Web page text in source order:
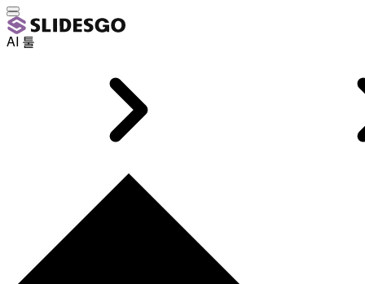
AI 툴